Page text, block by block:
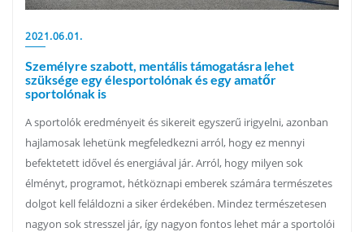
2021.06.01.
Személyre szabott, mentális támogatásra lehet
szüksége egy élesportolónak és egy amatőr
sportolónak is
A sportolók eredményeit és sikereit egyszerű irigyelni, azonban
hajlamosak lehetünk megfeledkezni arról, hogy ez mennyi
befektetett idővel és energiával jár. Arról, hogy milyen sok
élményt, programot, hétköznapi emberek számára természetes
dolgot kell feláldozni a siker érdekében. Mindez természetesen
nagyon sok stresszel jár, így nagyon fontos lehet már a sportolói